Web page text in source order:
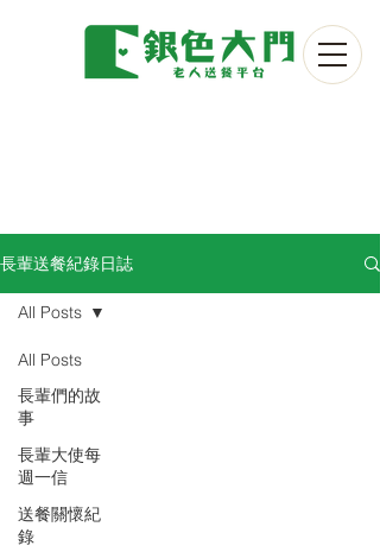
長輩送餐紀錄日誌
All Posts
長輩們的故
事
長輩大使每
週一信
送餐關懷紀
錄
All Posts